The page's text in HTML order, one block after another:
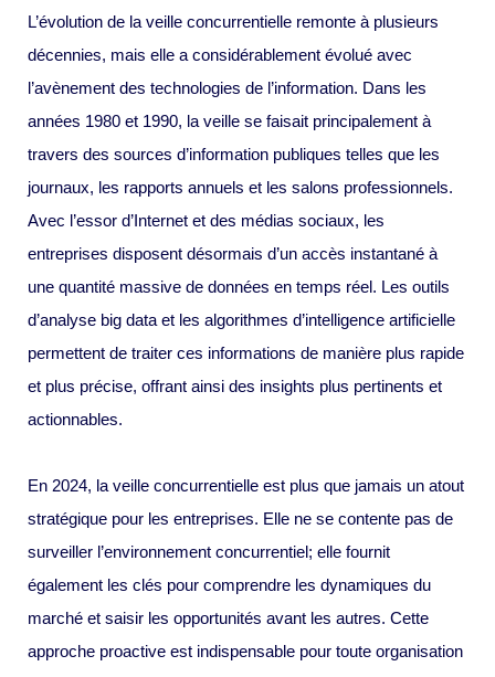
L’évolution de la veille concurrentielle remonte à plusieurs
décennies, mais elle a considérablement évolué avec
l’avènement des technologies de l’information. Dans les
années 1980 et 1990, la veille se faisait principalement à
travers des sources d’information publiques telles que les
journaux, les rapports annuels et les salons professionnels.
Avec l’essor d’Internet et des médias sociaux, les
entreprises disposent désormais d’un accès instantané à
une quantité massive de données en temps réel. Les outils
d’analyse big data et les algorithmes d’intelligence artificielle
permettent de traiter ces informations de manière plus rapide
et plus précise, offrant ainsi des insights plus pertinents et
actionnables.
En 2024, la veille concurrentielle est plus que jamais un atout
stratégique pour les entreprises. Elle ne se contente pas de
surveiller l’environnement concurrentiel; elle fournit
également les clés pour comprendre les dynamiques du
marché et saisir les opportunités avant les autres. Cette
approche proactive est indispensable pour toute organisation